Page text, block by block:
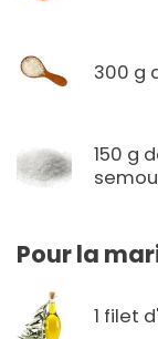
300 g
150 g
Pour la
1 filet